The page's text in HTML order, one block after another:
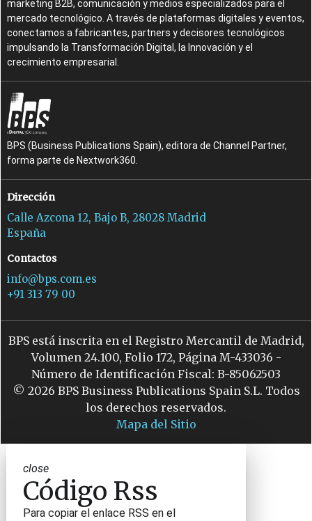
marketing B2B, comunicación y medios especializados para el
mercado tecnológico. A través de plataformas digitales y eventos,
conectamos a fabricantes, partners y decisores tecnológicos
impulsando la Transformación Digital, la Innovación y el
crecimiento empresarial.
BPS (Business Publications Spain), editora de Channel Partner,
forma parte de Nextwork360.
Dirección
Calle Azcona 12, Bajo B, 28028 Madrid
España
Contactos
info@bps.com.es
+91 313 79 00
BPS está inscrita en el Registro Mercantil de Madrid,
Volumen 24.100, Folio 172, Página M-433036 -
Número de Identificación Fiscal: B-85062503
© 2026 BPS Business Publications Spain S.L. Todos
los derechos reservados.
Mapa del Sitio
close
Código Rss
Para copiar el enlace RSS en el